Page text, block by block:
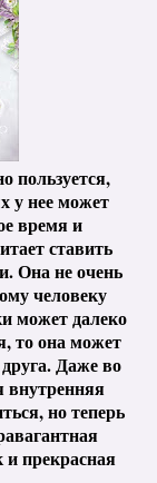
пользуется,
у нее может
время и
ставить
Она не очень
человеку
может далеко
то она может
Даже во
внутренняя
но теперь
и прекрасная